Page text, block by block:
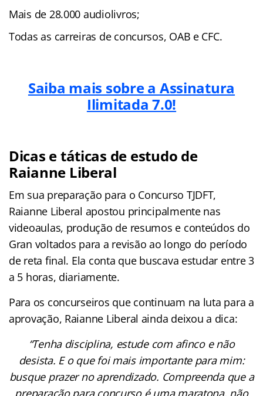
Mais de 28.000 audiolivros;
Todas as carreiras de concursos, OAB e CFC.
Saiba mais sobre a Assinatura
Ilimitada 7.0!
Dicas e táticas de estudo de
Raianne Liberal
Em sua preparação para o Concurso TJDFT,
Raianne Liberal apostou principalmente nas
videoaulas, produção de resumos e conteúdos do
Gran voltados para a revisão ao longo do período
de reta final. Ela conta que buscava estudar entre 3
a 5 horas, diariamente.
Para os concurseiros que continuam na luta para a
aprovação, Raianne Liberal ainda deixou a dica:
“Tenha disciplina, estude com afinco e não
desista. E o que foi mais importante para mim:
busque prazer no aprendizado. Compreenda que a
preparação para concurso é uma maratona, não